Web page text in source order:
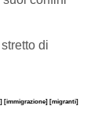
di
[immigrazione] [migranti]